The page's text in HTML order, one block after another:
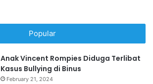
Popular
Anak Vincent Rompies Diduga Terlibat
Kasus Bullying di Binus
February 21, 2024